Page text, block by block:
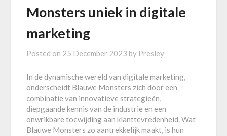
Monsters uniek in digitale
marketing
Posted on 25 December 2023 by Presley
In de dynamische wereld van digitale marketing,
onderscheidt Blauwe Monsters zich door een
combinatie van innovatieve strategieën,
diepgaande kennis van de industrie en een
onwrikbare toewijding aan klanttevredenheid. Wat
Blauwe Monsters zo aantrekkelijk maakt, is hun